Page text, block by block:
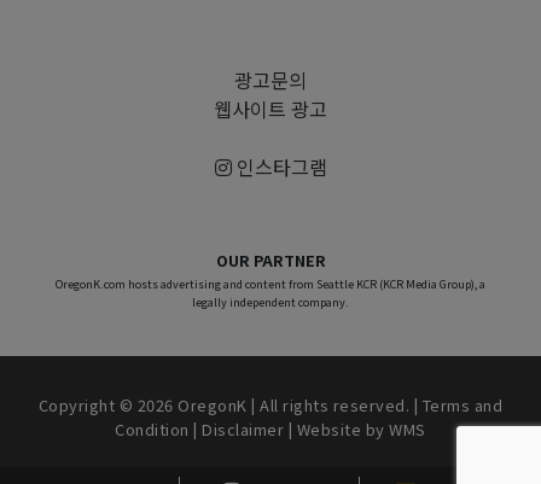
광고문의
웹사이트 광고
인스타그램
OUR PARTNER
OregonK.com hosts advertising and content from Seattle KCR (KCR Media Group), a
legally independent company.
Copyright © 2026 OregonK | All rights reserved. | Terms and
Condition | Disclaimer | Website byWMS